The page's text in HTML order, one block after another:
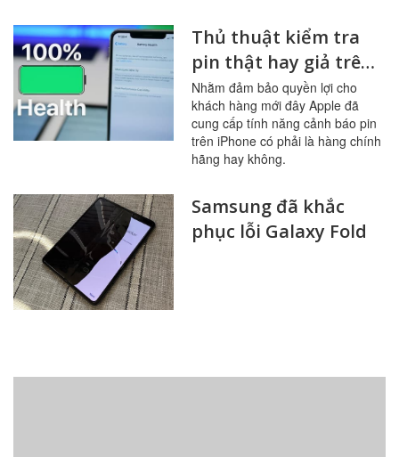
Thủ thuật kiểm tra
pin thật hay giả trên
iPhone
Nhằm đảm bảo quyền lợi cho
khách hàng mới đây Apple đã
cung cấp tính năng cảnh báo pin
trên iPhone có phải là hàng chính
hãng hay không.
Samsung đã khắc
phục lỗi Galaxy Fold